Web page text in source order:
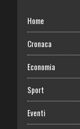
Home
Cronaca
Economia
Sport
Eventi